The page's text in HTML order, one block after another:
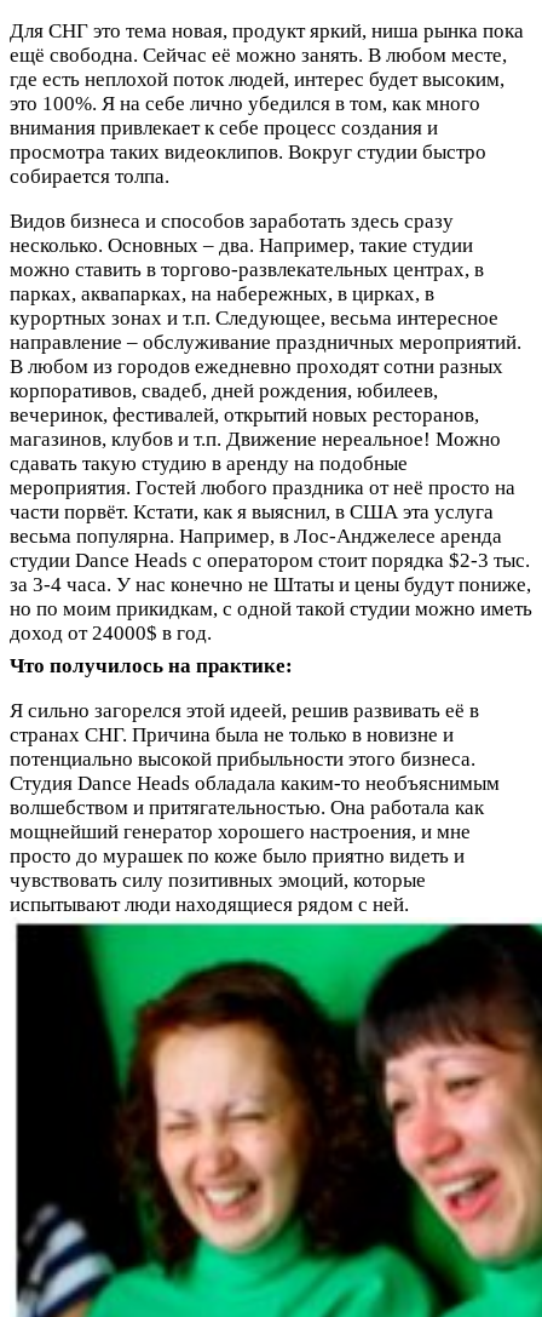
Для СНГ это тема новая, продукт яркий, ниша рынка пока
ещё свободна. Сейчас её можно занять. В любом месте,
где есть неплохой поток людей, интерес будет высоким,
это 100%. Я на себе лично убедился в том, как много
внимания привлекает к себе процесс создания и
просмотра таких видеоклипов. Вокруг студии быстро
собирается толпа.
Видов бизнеса и способов заработать здесь сразу
несколько. Основных – два. Например, такие студии
можно ставить в торгово-развлекательных центрах, в
парках, аквапарках, на набережных, в цирках, в
курортных зонах и т.п. Следующее, весьма интересное
направление – обслуживание праздничных мероприятий.
В любом из городов ежедневно проходят сотни разных
корпоративов, свадеб, дней рождения, юбилеев,
вечеринок, фестивалей, открытий новых ресторанов,
магазинов, клубов и т.п. Движение нереальное! Можно
сдавать такую студию в аренду на подобные
мероприятия. Гостей любого праздника от неё просто на
части порвёт. Кстати, как я выяснил, в США эта услуга
весьма популярна. Например, в Лос-Анджелесе аренда
студии Dance Heads с оператором стоит порядка $2-3 тыс.
за 3-4 часа. У нас конечно не Штаты и цены будут пониже,
но по моим прикидкам, с одной такой студии можно иметь
доход от 24000$ в год.
Что получилось на практике:
Я сильно загорелся этой идеей, решив развивать её в
странах СНГ. Причина была не только в новизне и
потенциально высокой прибыльности этого бизнеса.
Студия Dance Heads обладала каким-то необъяснимым
волшебством и притягательностью. Она работала как
мощнейший генератор хорошего настроения, и мне
просто до мурашек по коже было приятно видеть и
чувствовать силу позитивных эмоций, которые
испытывают люди находящиеся рядом с ней.